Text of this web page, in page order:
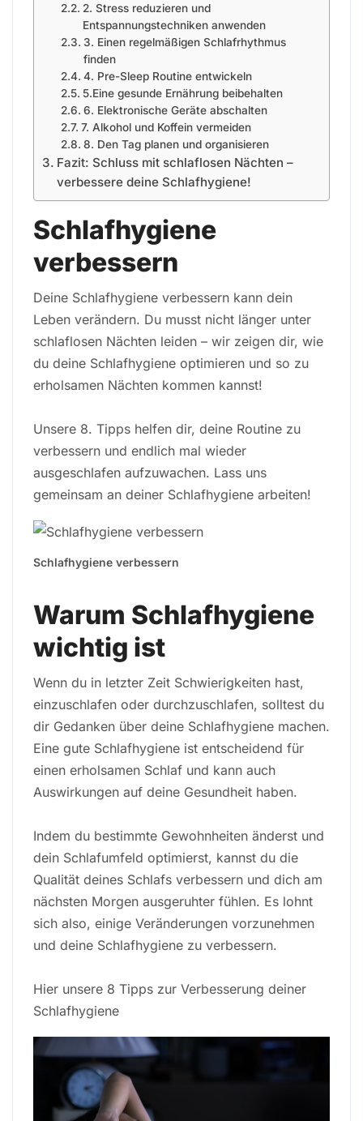
2. Stress reduzieren und
Entspannungstechniken anwenden
3. Einen regelmäßigen Schlafrhythmus
finden
4. Pre-Sleep Routine entwickeln
5.Eine gesunde Ernährung beibehalten
6. Elektronische Geräte abschalten
7. Alkohol und Koffein vermeiden
8. Den Tag planen und organisieren
Fazit: Schluss mit schlaflosen Nächten –
verbessere deine Schlafhygiene!
Schlafhygiene
verbessern
Deine Schlafhygiene verbessern kann dein
Leben verändern. Du musst nicht länger unter
schlaflosen Nächten leiden – wir zeigen dir, wie
du deine Schlafhygiene optimieren und so zu
erholsamen Nächten kommen kannst!
Unsere 8. Tipps helfen dir, deine Routine zu
verbessern und endlich mal wieder
ausgeschlafen aufzuwachen. Lass uns
gemeinsam an deiner Schlafhygiene arbeiten!
Schlafhygiene verbessern
Warum Schlafhygiene
wichtig ist
Wenn du in letzter Zeit Schwierigkeiten hast,
einzuschlafen oder durchzuschlafen, solltest du
dir Gedanken über deine Schlafhygiene machen.
Eine gute Schlafhygiene ist entscheidend für
einen erholsamen Schlaf und kann auch
Auswirkungen auf deine Gesundheit haben.
Indem du bestimmte Gewohnheiten änderst und
dein Schlafumfeld optimierst, kannst du die
Qualität deines Schlafs verbessern und dich am
nächsten Morgen ausgeruhter fühlen. Es lohnt
sich also, einige Veränderungen vorzunehmen
und deine Schlafhygiene zu verbessern.
Hier unsere 8 Tipps zur Verbesserung deiner
Schlafhygiene